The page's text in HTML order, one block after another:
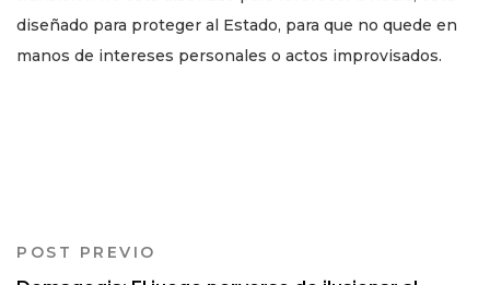
diseñado para proteger al Estado, para que no quede en
manos de intereses personales o actos improvisados.
POST PREVIO